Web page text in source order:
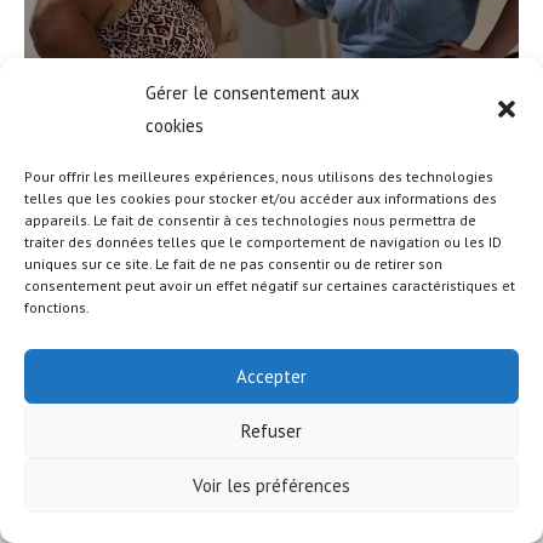
Gérer le consentement aux
cookies
Pour offrir les meilleures expériences, nous utilisons des technologies
telles que les cookies pour stocker et/ou accéder aux informations des
appareils. Le fait de consentir à ces technologies nous permettra de
traiter des données telles que le comportement de navigation ou les ID
uniques sur ce site. Le fait de ne pas consentir ou de retirer son
consentement peut avoir un effet négatif sur certaines caractéristiques et
fonctions.
Accepter
Refuser
Voir les préférences
© COPYRIGHT - OCEANWP THEME BY NICK